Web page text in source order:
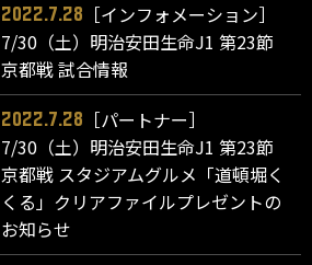
2022.7.28
［インフォメーション］
7/30（土）明治安田生命J1 第23節
京都戦 試合情報
2022.7.28
［パートナー］
7/30（土）明治安田生命J1 第23節
京都戦 スタジアムグルメ「道頓堀く
くる」クリアファイルプレゼントの
お知らせ